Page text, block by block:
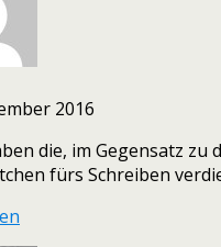
2016
die, im Gegensatz zu
fürs Schreiben